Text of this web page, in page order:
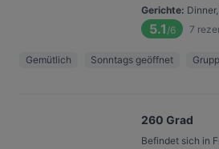
Gerichte:
5.1 /6 7
Gemütlich Sonntags geöffnet
260 Grad
Befindet sich in